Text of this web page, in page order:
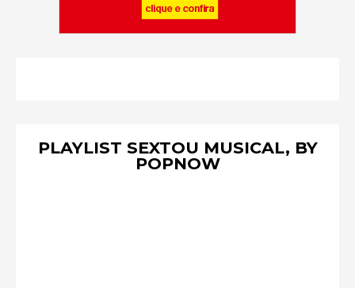
PLAYLIST SEXTOU MUSICAL, BY
POPNOW